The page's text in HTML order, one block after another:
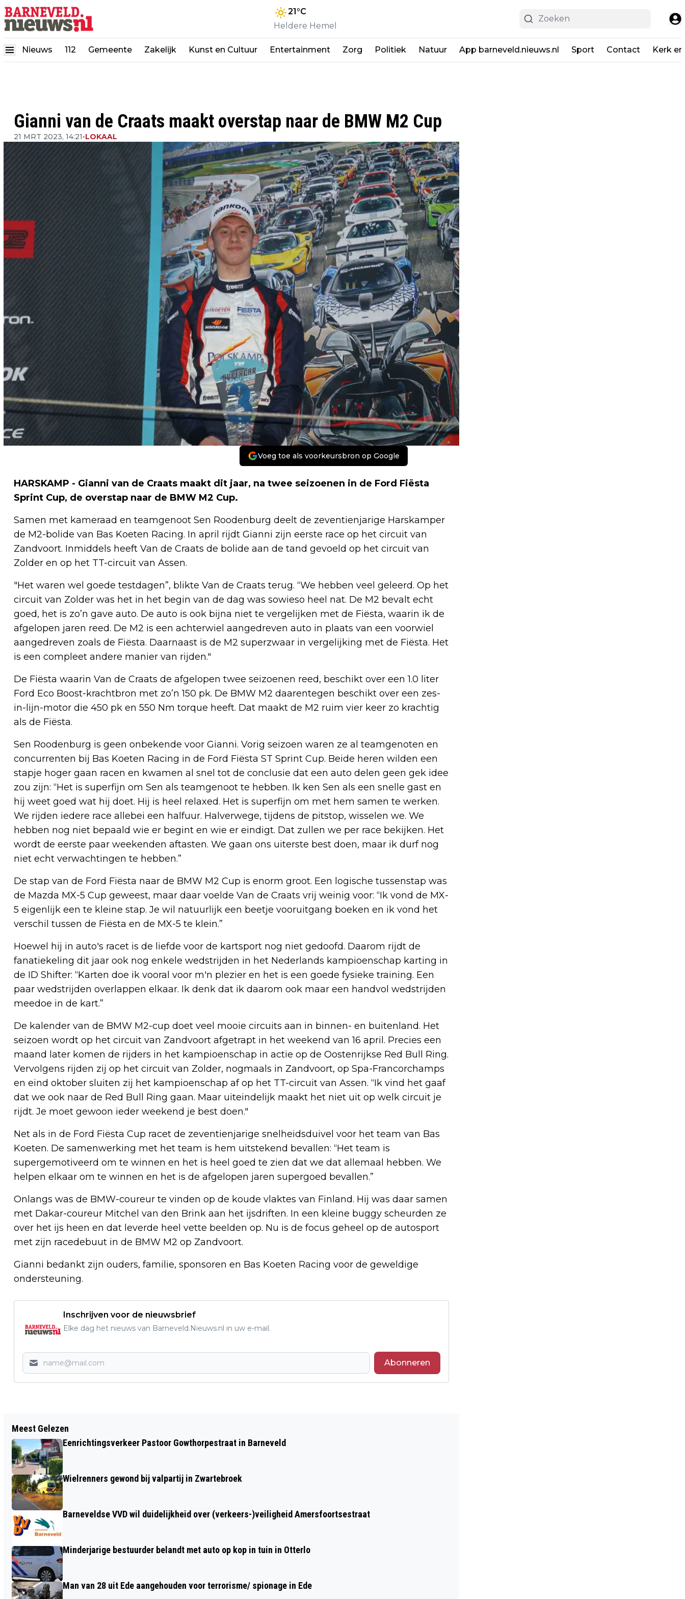
21°C
Heldere Hemel
Nieuws 112 Gemeente Zakelijk Kunst en Cultuur Entertainment Zorg Politiek Natuur App barneveld.nieuws.nl Sport Contact Kerk
Gianni van de Craats maakt overstap naar de BMW M2 Cup
21 MRT 2023, 14:21•LOKAAL
Voeg toe als voorkeursbron op Google
HARSKAMP - Gianni van de Craats maakt dit jaar, na twee seizoenen in de Ford Fiësta
Sprint Cup, de overstap naar de BMW M2 Cup.
Samen met kameraad en teamgenoot Sen Roodenburg deelt de zeventienjarige Harskamper
de M2-bolide van Bas Koeten Racing. In april rijdt Gianni zijn eerste race op het circuit van
Zandvoort. Inmiddels heeft Van de Craats de bolide aan de tand gevoeld op het circuit van
Zolder en op het TT-circuit van Assen.
"Het waren wel goede testdagen”, blikte Van de Craats terug. “We hebben veel geleerd. Op het
circuit van Zolder was het in het begin van de dag was sowieso heel nat. De M2 bevalt echt
goed, het is zo’n gave auto. De auto is ook bijna niet te vergelijken met de Fiësta, waarin ik de
afgelopen jaren reed. De M2 is een achterwiel aangedreven auto in plaats van een voorwiel
aangedreven zoals de Fiësta. Daarnaast is de M2 superzwaar in vergelijking met de Fiësta. Het
is een compleet andere manier van rijden."
De Fiësta waarin Van de Craats de afgelopen twee seizoenen reed, beschikt over een 1.0 liter
Ford Eco Boost-krachtbron met zo’n 150 pk. De BMW M2 daarentegen beschikt over een zes-
in-lijn-motor die 450 pk en 550 Nm torque heeft. Dat maakt de M2 ruim vier keer zo krachtig
als de Fiësta.
Sen Roodenburg is geen onbekende voor Gianni. Vorig seizoen waren ze al teamgenoten en
concurrenten bij Bas Koeten Racing in de Ford Fiësta ST Sprint Cup. Beide heren wilden een
stapje hoger gaan racen en kwamen al snel tot de conclusie dat een auto delen geen gek idee
zou zijn: “Het is superfijn om Sen als teamgenoot te hebben. Ik ken Sen als een snelle gast en
hij weet goed wat hij doet. Hij is heel relaxed. Het is superfijn om met hem samen te werken.
We rijden iedere race allebei een halfuur. Halverwege, tijdens de pitstop, wisselen we. We
hebben nog niet bepaald wie er begint en wie er eindigt. Dat zullen we per race bekijken. Het
wordt de eerste paar weekenden aftasten. We gaan ons uiterste best doen, maar ik durf nog
niet echt verwachtingen te hebben.”
De stap van de Ford Fiësta naar de BMW M2 Cup is enorm groot. Een logische tussenstap was
de Mazda MX-5 Cup geweest, maar daar voelde Van de Craats vrij weinig voor: “Ik vond de MX-
5 eigenlijk een te kleine stap. Je wil natuurlijk een beetje vooruitgang boeken en ik vond het
verschil tussen de Fiësta en de MX-5 te klein.”
Hoewel hij in auto's racet is de liefde voor de kartsport nog niet gedoofd. Daarom rijdt de
fanatiekeling dit jaar ook nog enkele wedstrijden in het Nederlands kampioenschap karting in
de ID Shifter: “Karten doe ik vooral voor m'n plezier en het is een goede fysieke training. Een
paar wedstrijden overlappen elkaar. Ik denk dat ik daarom ook maar een handvol wedstrijden
meedoe in de kart.”
De kalender van de BMW M2-cup doet veel mooie circuits aan in binnen- en buitenland. Het
seizoen wordt op het circuit van Zandvoort afgetrapt in het weekend van 16 april. Precies een
maand later komen de rijders in het kampioenschap in actie op de Oostenrijkse Red Bull Ring.
Vervolgens rijden zij op het circuit van Zolder, nogmaals in Zandvoort, op Spa-Francorchamps
en eind oktober sluiten zij het kampioenschap af op het TT-circuit van Assen. “Ik vind het gaaf
dat we ook naar de Red Bull Ring gaan. Maar uiteindelijk maakt het niet uit op welk circuit je
rijdt. Je moet gewoon ieder weekend je best doen."
Net als in de Ford Fiësta Cup racet de zeventienjarige snelheidsduivel voor het team van Bas
Koeten. De samenwerking met het team is hem uitstekend bevallen: “Het team is
supergemotiveerd om te winnen en het is heel goed te zien dat we dat allemaal hebben. We
helpen elkaar om te winnen en het is de afgelopen jaren supergoed bevallen.”
Onlangs was de BMW-coureur te vinden op de koude vlaktes van Finland. Hij was daar samen
met Dakar-coureur Mitchel van den Brink aan het ijsdriften. In een kleine buggy scheurden ze
over het ijs heen en dat leverde heel vette beelden op. Nu is de focus geheel op de autosport
met zijn racedebuut in de BMW M2 op Zandvoort.
Gianni bedankt zijn ouders, familie, sponsoren en Bas Koeten Racing voor de geweldige
ondersteuning.
Inschrijven voor de nieuwsbrief
Elke dag het nieuws van Barneveld.Nieuws.nl in uw e-mail.
Abonneren
EXPOSITIE IN HET ATELIER VAN
KUNSTENAAR JOHAN TIMMERS
LUNTEREN
OPGEZET IN FOODVALLEY REGIO
Meest Gelezen
Eenrichtingsverkeer Pastoor Gowthorpestraat in Barneveld
Wielrenners gewond bij valpartij in Zwartebroek
Barneveldse VVD wil duidelijkheid over (verkeers-)veiligheid Amersfoortsestraat
Minderjarige bestuurder belandt met auto op kop in tuin in Otterlo
Man van 28 uit Ede aangehouden voor terrorisme/ spionage in Ede